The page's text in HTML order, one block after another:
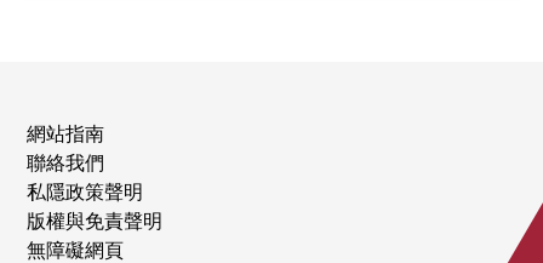
網站指南
聯絡我們
私隱政策聲明
版權與免責聲明
無障礙網頁